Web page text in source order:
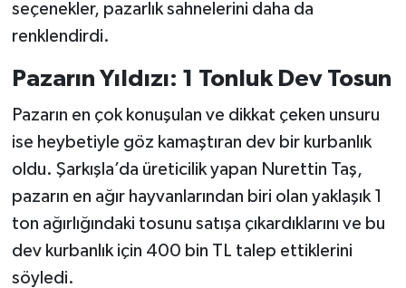
seçenekler, pazarlık sahnelerini daha da
renklendirdi.
Pazarın Yıldızı: 1 Tonluk Dev Tosun
Pazarın en çok konuşulan ve dikkat çeken unsuru
ise heybetiyle göz kamaştıran dev bir kurbanlık
oldu. Şarkışla’da üreticilik yapan Nurettin Taş,
pazarın en ağır hayvanlarından biri olan yaklaşık 1
ton ağırlığındaki tosunu satışa çıkardıklarını ve bu
dev kurbanlık için 400 bin TL talep ettiklerini
söyledi.